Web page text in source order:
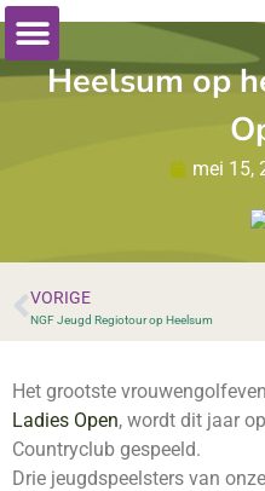
Heelsum op
mei 15,
VORIGE
NGF Jeugd Regiotour op Heelsum
Het grootste
Ladies Open, wordt dit jaar
Countryclub gespeeld.
Drie jeugdspeelsters van